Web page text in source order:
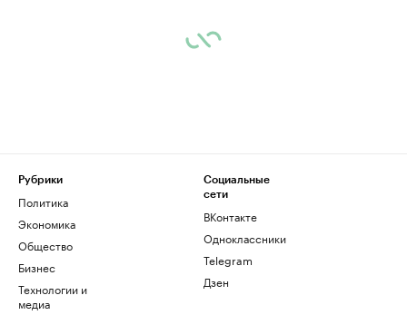
Рубрики
Политика
Экономика
Общество
Бизнес
Технологии и
медиа
Социальные
сети
ВКонтакте
Одноклассники
Telegram
Дзен